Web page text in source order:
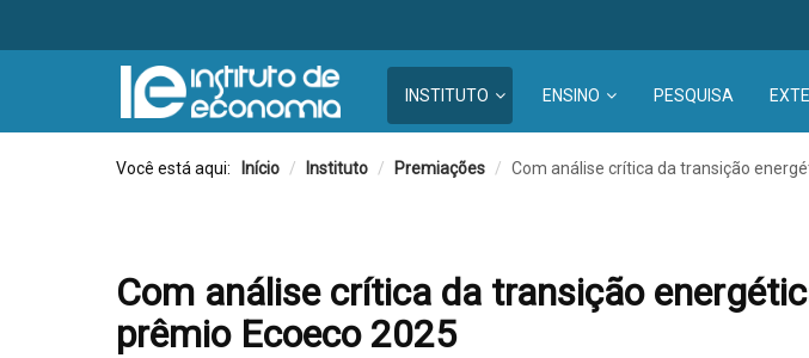
INSTITUTO ENSINO PESQUISA
Você está aqui: Início / Instituto / Premiações / Com análise crítica da transição
Com análise crítica da transição
prêmio Ecoeco 2025